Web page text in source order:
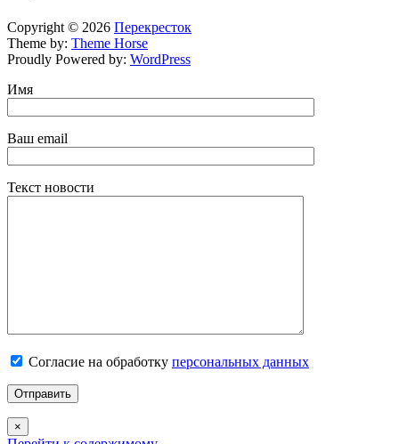
Copyright © 2026 Перекресток
Theme by: Theme Horse
Proudly Powered by: WordPress
Имя
Ваш email
Текст новости
Согласие на обработку персональных данных
×